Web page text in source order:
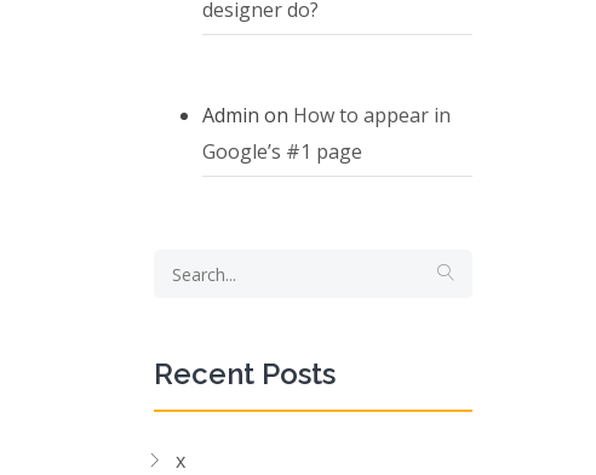
designer do?
Admin on How to appear in
Google’s #1 page
Recent Posts
x